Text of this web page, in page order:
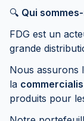
🔍 Qui
FDG est un
grande
Nous assurons
la
produits pour